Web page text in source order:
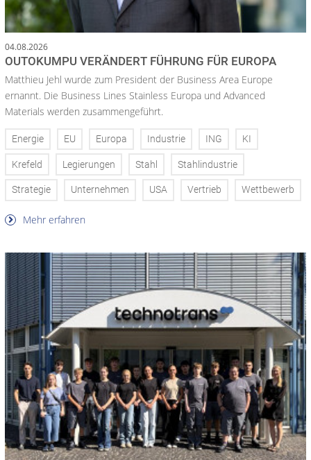
04.08.2026
OUTOKUMPU VERÄNDERT FÜHRUNG FÜR EUROPA
Matthieu Jehl wurde zum President der Business Area Europe
ernannt. Die Business Lines Stainless Europa und Advanced
Materials werden zusammengeführt.
Energie EU Europa Industrie ING KI
Krefeld Legierungen Stahl Stahlindustrie
Strategie Unternehmen USA Vertrieb Wettbewerb
Mehr erfahren